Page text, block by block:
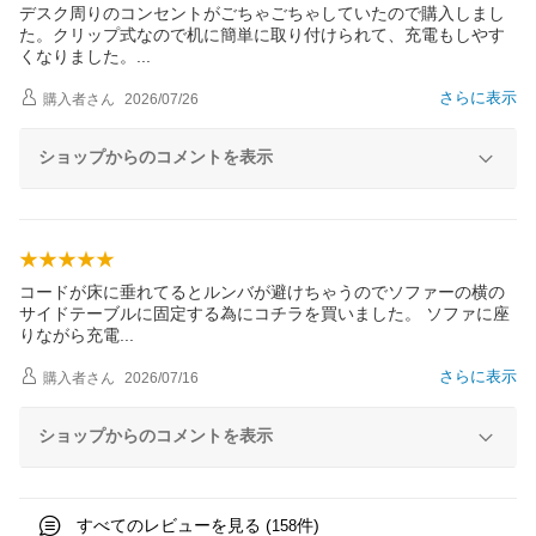
デスク周りのコンセントがごちゃごちゃしていたので購入しまし
た。クリップ式なので机に簡単に取り付けられて、充電もしやす
くなりました 。
さらに表示
購入者さん 2026/07/26
ショップからのコメントを表示
コードが床に垂れてるとルンバが避けちゃうのでソファーの横の
サイドテーブルに固定する為にコチラを買いました。 ソファに座
りながら充電
さらに表示
購入者さん 2026/07/16
ショップからのコメントを表示
すべてのレビューを見る (158件)